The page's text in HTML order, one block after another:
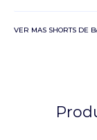
VER MAS SHORTS DE